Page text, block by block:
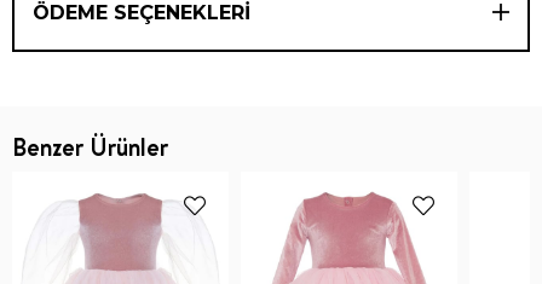
ÖDEME SEÇENEKLERI
Benzer Ürünler